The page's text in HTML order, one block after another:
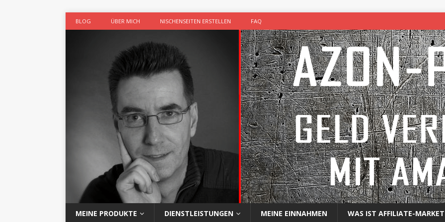
BLOG ÜBER MICH NISCHENSEITEN ERSTELLEN FAQ
MEINE PRODUKTE DIENSTLEISTUNGEN MEINE EINNAHMEN WAS IST AFFILIATE-